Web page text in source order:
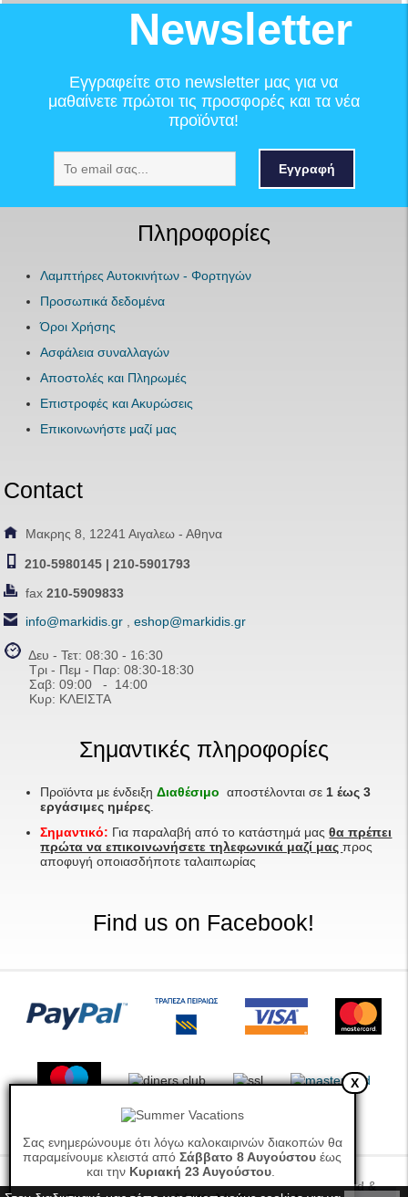
Newsletter
Εγγραφείτε στο newsletter μας για να
μαθαίνετε πρώτοι τις προσφορές και τα νέα
προϊόντα!
Εγγραφή
Πληροφορίες
Λαμπτήρες Αυτοκινήτων - Φορτηγών
Προσωπικά δεδομένα
Όροι Χρήσης
Ασφάλεια συναλλαγών
Αποστολές και Πληρωμές
Επιστροφές και Ακυρώσεις
Επικοινωνήστε μαζί μας
Contact
Μακρης 8, 12241 Αιγαλεω - Αθηνα
210-5980145 | 210-5901793
fax210-5909833
info@markidis.gr ,eshop@markidis.gr
Δευ - Τετ: 08:30 - 16:30
Τρι - Πεμ - Παρ: 08:30-18:30
Σαβ:09:00 - 14:00
Κυρ: ΚΛΕΙΣΤΑ
Σημαντικές πληροφορίες
Προϊόντα με ένδειξηΔιαθέσιμο αποστέλονται σε 1 έως 3
εργάσιμες ημέρες
Σημαντικό: Για παραλαβή από το κατάστημά μαςθα πρέπει
πρώτα να επικοινωνήσετε τηλεφωνικά μαζί μαςπρος
αποφυγή οποιασδήποτε ταλαιπωρίας
Find us on Facebook!
Markidis Electronics © 2026. All rights reserved. Designed &
X
Σας ενημερώνουμε ότι λόγω καλοκαιρινών διακοπών θα
παραμείνουμε κλειστά απόΣάββατο 8 Αυγούστου έως
και την Κυριακή 23 Αυγούστου.